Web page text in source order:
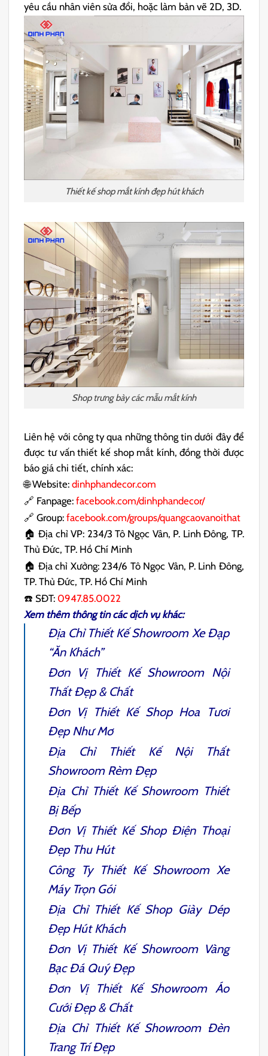
yêu cầu nhân viên sửa đổi, hoặc làm bản vẽ 2D, 3D.
Thiết kế shop mắt kính đẹp hút khách
Shop trưng bày các mẫu mắt kính
Liên hệ với công ty qua những thông tin dưới đây để
được tư vấn thiết kế shop mắt kính, đồng thời được
báo giá chi tiết, chính xác:
🌐 Website:dinhphandecor.com
🔗 Fanpage:facebook.com/dinhphandecor/
🔗 Group: facebook.com/groups/quangcaovanoithat
🏠 Địa chỉ VP: 234/3 Tô Ngọc Vân, P. Linh Đông, TP.
Thủ Đức, TP. Hồ Chí Minh
🏠 Địa chỉ Xưởng: 234/6 Tô Ngọc Vân, P. Linh Đông,
TP. Thủ Đức, TP. Hồ Chí Minh
☎️ SĐT: 0947.85.0022
Xem thêm thông tin các dịch vụ khác:
Địa Chỉ Thiết Kế Showroom Xe Đạp
“Ăn Khách”
Đơn Vị Thiết Kế Showroom Nội
ThấtĐẹp & Chất
Đơn Vị Thiết Kế Shop Hoa Tươi
Đẹp Như Mơ
Địa Chỉ
Thiết Kế Nội Thất
Showroom RèmĐẹp
Địa Chỉ Thiết Kế Showroom Thiết
Bị Bếp
Đơn Vị Thiết Kế Shop Điện Thoại
Đẹp Thu Hút
Công Ty Thiết Kế Showroom Xe
MáyTrọn Gói
Địa Chỉ Thiết Kế Shop Giày Dép
Đẹp Hút Khách
Đơn Vị Thiết Kế Showroom Vàng
Bạc Đá QuýĐẹp
Đơn Vị Thiết Kế Showroom Áo
CướiĐẹp & Chất
Địa Chỉ Thiết Kế Showroom Đèn
Trang TríĐẹp